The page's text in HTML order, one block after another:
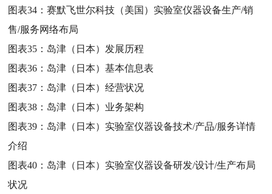
图表34：赛默飞世尔科技（美国）实验室仪器设备生产/销
售/服务网络布局
图表35： 岛津（日本）发展历程
图表36： 岛津（日本）基本信息表
图表37： 岛津（日本）经营状况
图表38： 岛津（日本）业务架构
图表39： 岛津（日本）实验室仪器设备技术/产品/服务详情
介绍
图表40： 岛津（日本）实验室仪器设备研发/设计/生产布局
状况